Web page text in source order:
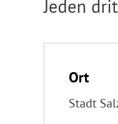
Jeden
Ort
Stadt